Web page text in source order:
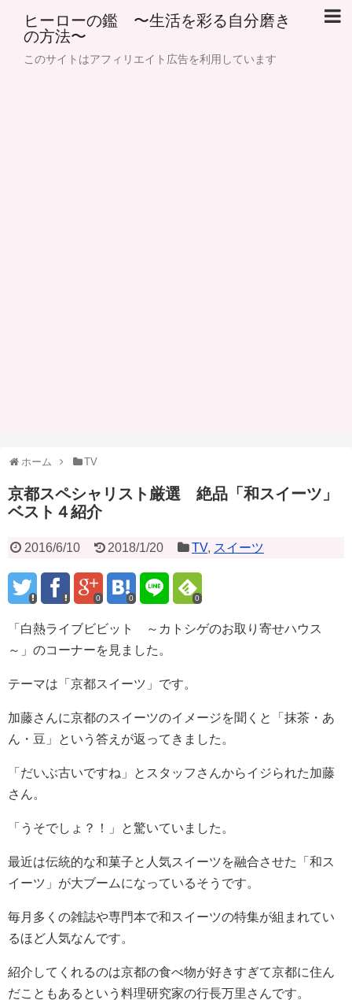
ヒーローの鑑 〜生活を彩る自分磨き
の方法〜
このサイトはアフィリエイト広告を利用しています
ホーム TV
京都スペシャリスト厳選 絶品「和スイーツ」
ベスト４紹介
2016/6/10 2018/1/20 TV, スイーツ
0 0 0
「白熱ライブビビット ～カトシゲのお取り寄せハウス
～」のコーナーを見ました。
テーマは「京都スイーツ」です。
加藤さんに京都のスイーツのイメージを聞くと「抹茶・あ
ん・豆」という答えが返ってきました。
「だいぶ古いですね」とスタッフさんからイジられた加藤
さん。
「うそでしょ？！」と驚いていました。
最近は伝統的な和菓子と人気スイーツを融合させた「和ス
イーツ」が大ブームになっているそうです。
毎月多くの雑誌や専門本で和スイーツの特集が組まれてい
るほど人気なんです。
紹介してくれるのは京都の食べ物が好きすぎて京都に住ん
だこともあるという料理研究家の行長万里さんです。